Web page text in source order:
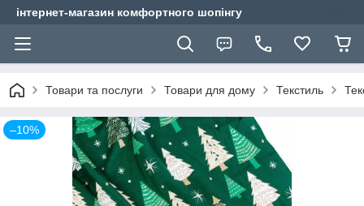
інтернет-магазин комфортного шопінгу
Товари та послуги Товари для дому Текстиль
–10%